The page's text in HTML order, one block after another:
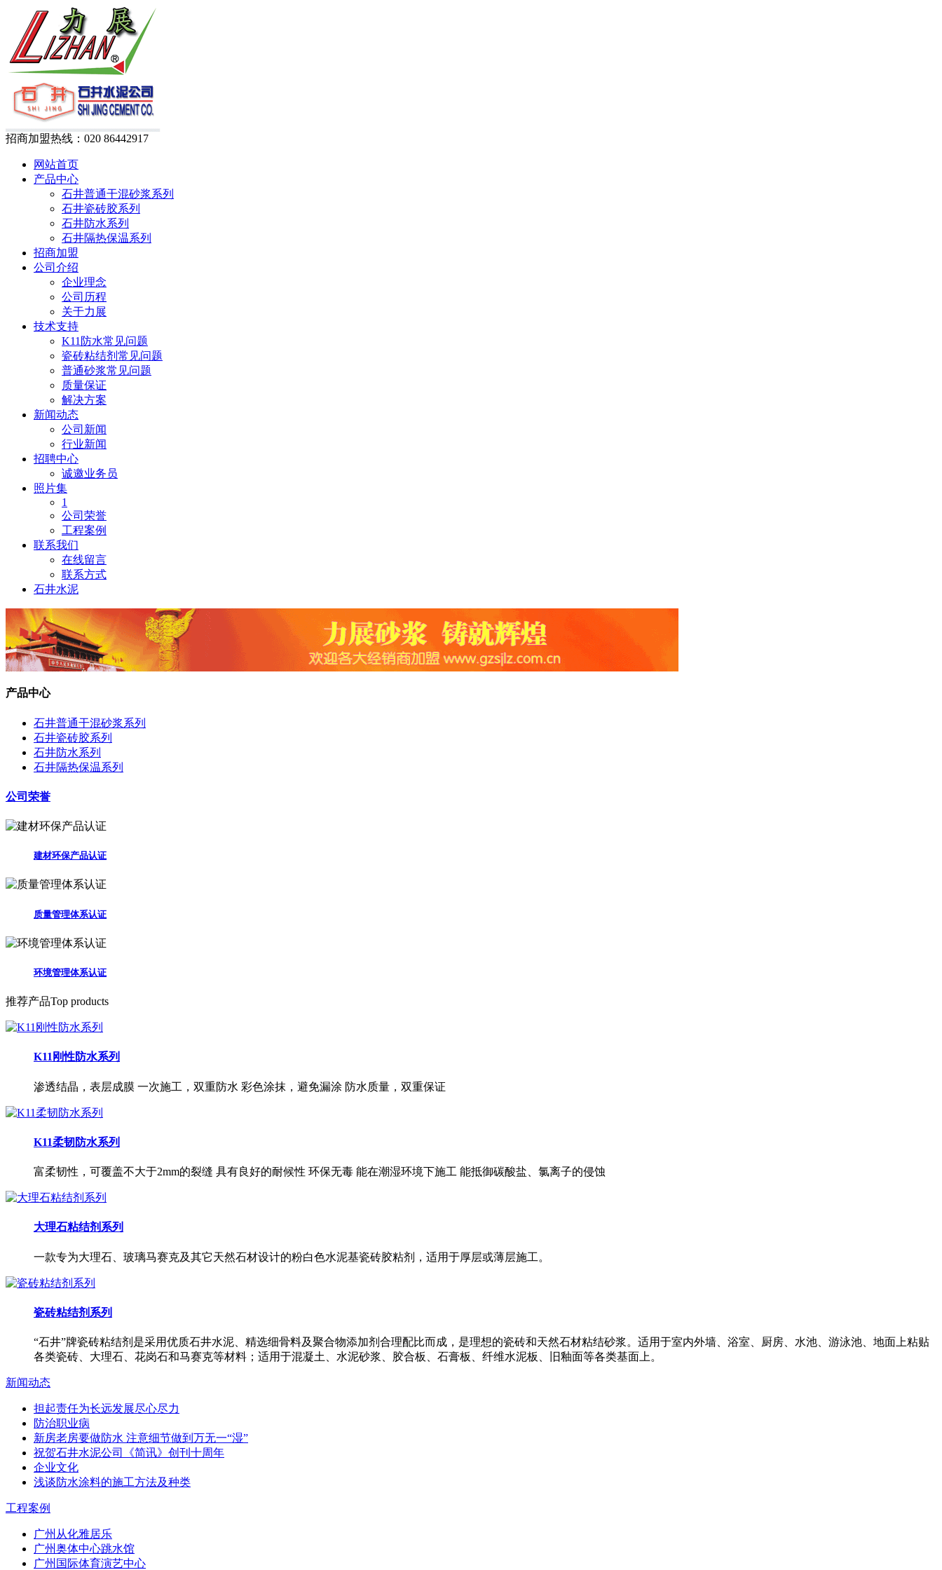
招商加盟热线： 020 86442917
网站首页
产品中心
石井普通干混砂浆系列
石井瓷砖胶系列
石井防水系列
石井隔热保温系列
招商加盟
公司介绍
企业理念
公司历程
关于力展
技术支持
K11防水常见问题
瓷砖粘结剂常见问题
普通砂浆常见问题
质量保证
解决方案
新闻动态
公司新闻
行业新闻
招聘中心
诚邀业务员
照片集
1
公司荣誉
工程案例
联系我们
在线留言
联系方式
石井水泥
产品中心
石井普通干混砂浆系列
石井瓷砖胶系列
石井防水系列
石井隔热保温系列
公司荣誉
建材环保产品认证
质量管理体系认证
环境管理体系认证
推荐产品Top products
K11刚性防水系列
渗透结晶，表层成膜 一次施工，双重防水 彩色涂抹，避免漏涂 防水质量，双重保证
K11柔韧防水系列
富柔韧性，可覆盖不大于2mm的裂缝 具有良好的耐候性 环保无毒 能在潮湿环境下施工 能抵御碳酸盐、氯离子的侵蚀
大理石粘结剂系列
一款专为大理石、玻璃马赛克及其它天然石材设计的粉白色水泥基瓷砖胶粘剂，适用于厚层或薄层施工。
瓷砖粘结剂系列
“石井”牌瓷砖粘结剂是采用优质石井水泥、精选细骨料及聚合物添加剂合理配比而成，是理想的瓷砖和天然石材粘结砂浆。适用于室内外墙、浴室、厨房、水池、游泳池、地面上粘贴
各类瓷砖、大理石、花岗石和马赛克等材料；适用于混凝土、水泥砂浆、胶合板、石膏板、纤维水泥板、旧釉面等各类基面上。
新闻动态
担起责任为长远发展尽心尽力
防治职业病
新房老房要做防水 注意细节做到万无一“湿”
祝贺石井水泥公司《简讯》创刊十周年
企业文化
浅谈防水涂料的施工方法及种类
工程案例
广州从化雅居乐
广州奥体中心跳水馆
广州国际体育演艺中心